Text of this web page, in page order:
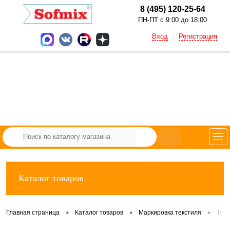
8 (495) 120-25-64
ПН-ПТ с 9:00 до 18:00
Вход Регистрация
Каталог товаров
Главная страница • Каталог товаров • Маркировка текстиля •